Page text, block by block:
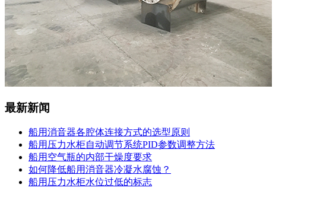
最新新闻
船用消音器各腔体连接方式的选型原则
船用压力水柜自动调节系统PID参数调整方法
船用空气瓶的内部干燥度要求
如何降低船用消音器冷凝水腐蚀？
船用压力水柜水位过低的标志